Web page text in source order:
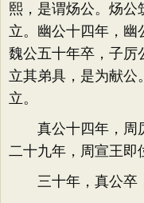
熙，是谓炀公。炀公
立。幽公十四年，幽
魏公五十年卒，子厉
立其弟具，是为献公
立。
真公十四年，周厉
二十九年，周宣王即
三十年，真公卒，